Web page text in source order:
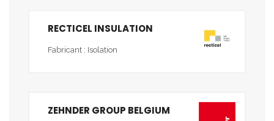
RECTICEL INSULATION
Fabricant : Isolation
ZEHNDER GROUP BELGIUM